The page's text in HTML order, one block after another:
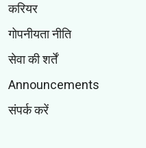
करियर
गोपनीयता नीति
सेवा की शर्तें
Announcements
संपर्क करें